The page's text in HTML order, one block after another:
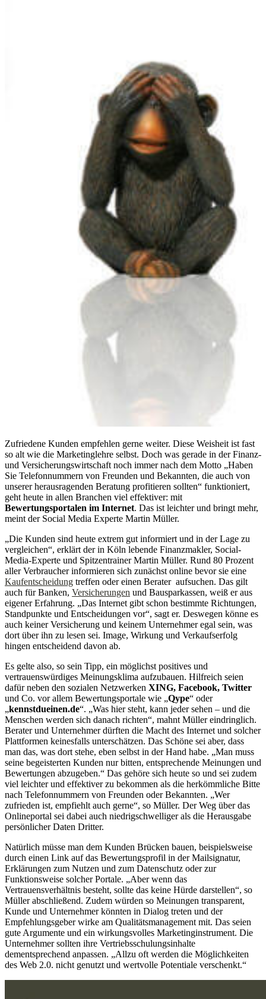
Zufriedene Kunden empfehlen gerne weiter. Diese Weisheit ist fast
so alt wie die Marketinglehre selbst. Doch was gerade in der Finanz-
und Versicherungswirtschaft noch immer nach dem Motto „Haben
Sie Telefonnummern von Freunden und Bekannten, die auch von
unserer herausragenden Beratung profitieren sollten“ funktioniert,
geht heute in allen Branchen viel effektiver: mit
Bewertungsportalen im Internet. Das ist leichter und bringt mehr,
meint der Social Media Experte Martin Müller.
„Die Kunden sind heute extrem gut informiert und in der Lage zu
vergleichen“, erklärt der in Köln lebende Finanzmakler, Social-
Media-Experte und Spitzentrainer Martin Müller. Rund 80 Prozent
aller Verbraucher informieren sich zunächst online bevor sie eine
Kaufentscheidung treffen oder einen Berater aufsuchen. Das gilt
auch für Banken, Versicherungen und Bausparkassen, weiß er aus
eigener Erfahrung. „Das Internet gibt schon bestimmte Richtungen,
Standpunkte und Entscheidungen vor“, sagt er. Deswegen könne es
auch keiner Versicherung und keinem Unternehmer egal sein, was
dort über ihn zu lesen sei. Image, Wirkung und Verkaufserfolg
hingen entscheidend davon ab.
Es gelte also, so sein Tipp, ein möglichst positives und
vertrauenswürdiges Meinungsklima aufzubauen. Hilfreich seien
dafür neben den sozialen Netzwerken XING, Facebook, Twitter
und Co. vor allem Bewertungsportale wie „Qype“ oder
„kennstdueinen.de“. „Was hier steht, kann jeder sehen – und die
Menschen werden sich danach richten“, mahnt Müller eindringlich.
Berater und Unternehmer dürften die Macht des Internet und solcher
Plattformen keinesfalls unterschätzen. Das Schöne sei aber, dass
man das, was dort stehe, eben selbst in der Hand habe. „Man muss
seine begeisterten Kunden nur bitten, entsprechende Meinungen und
Bewertungen abzugeben.“ Das gehöre sich heute so und sei zudem
viel leichter und effektiver zu bekommen als die herkömmliche Bitte
nach Telefonnummern von Freunden oder Bekannten. „Wer
zufrieden ist, empfiehlt auch gerne“, so Müller. Der Weg über das
Onlineportal sei dabei auch niedrigschwelliger als die Herausgabe
persönlicher Daten Dritter.
Natürlich müsse man dem Kunden Brücken bauen, beispielsweise
durch einen Link auf das Bewertungsprofil in der Mailsignatur,
Erklärungen zum Nutzen und zum Datenschutz oder zur
Funktionsweise solcher Portale. „Aber wenn das
Vertrauensverhältnis besteht, sollte das keine Hürde darstellen“, so
Müller abschließend. Zudem würden so Meinungen transparent,
Kunde und Unternehmer könnten in Dialog treten und der
Empfehlungsgeber wirke am Qualitätsmanagement mit. Das seien
gute Argumente und ein wirkungsvolles Marketinginstrument. Die
Unternehmer sollten ihre Vertriebsschulungsinhalte
dementsprechend anpassen. „Allzu oft werden die Möglichkeiten
des Web 2.0. nicht genutzt und wertvolle Potentiale verschenkt.“